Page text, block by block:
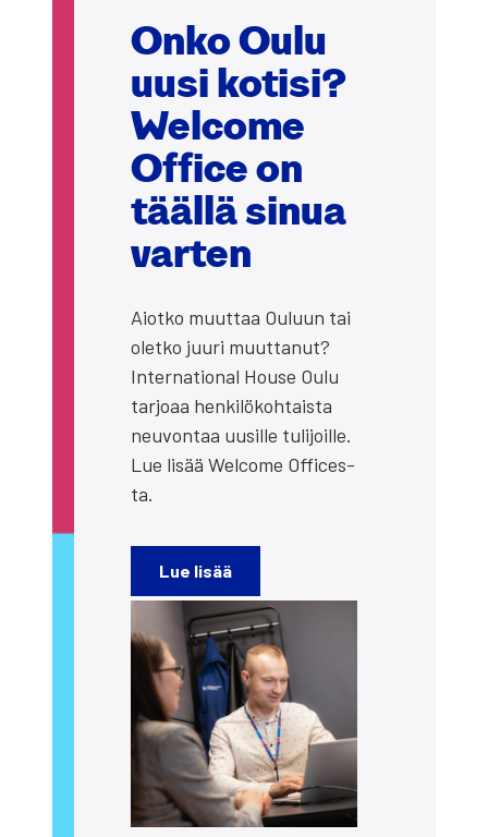
Onko Oulu
uusi koti­si?
Welco­me
Office on
tääl­lä sinua
var­ten
Aiot­ko muut­taa Ouluun tai
olet­ko juu­ri muut­ta­nut?
Inter­na­tio­nal House Oulu
tar­jo­aa hen­ki­lö­koh­tais­ta
neu­von­taa uusil­le tuli­joil­le.
Lue lisää Welco­me Offices­
ta.
Lue lisää